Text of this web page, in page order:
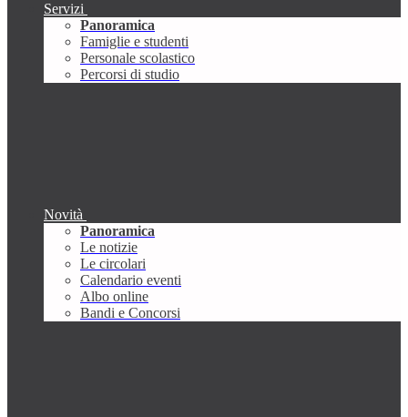
Servizi
Panoramica
Famiglie e studenti
Personale scolastico
Percorsi di studio
Novità
Panoramica
Le notizie
Le circolari
Calendario eventi
Albo online
Bandi e Concorsi